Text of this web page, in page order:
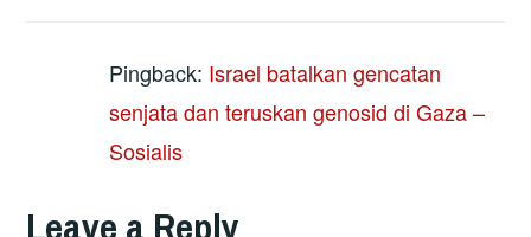
Pingback: Israel batalkan gencatan
senjata dan teruskan genosid di Gaza –
Sosialis
Leave a Reply